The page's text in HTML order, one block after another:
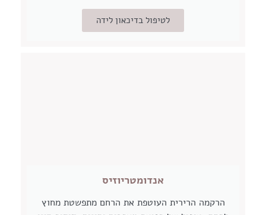
לטיפול בדיכאון לידה
אנדומטריוזיס
הרקמה הרירית העוטפת את הרחם מתפשטת מחוץ